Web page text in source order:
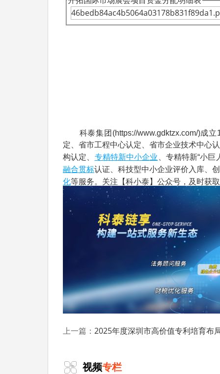
科泰集团(https://www.gdktzx.com/)成立
定、省市工程中心认定、省市企业技术中心
构认定、 专精特新中小企业 、专精特新“小
融合贯标认证、科技型中小企业评价入库、
化等服务。关注【科小泰】公众号，及时获
上一篇： 2025年度深圳市高价值专利培育布局中心认定
视频专栏